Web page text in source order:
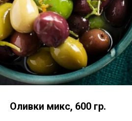
Оливки микс, 600 гр.